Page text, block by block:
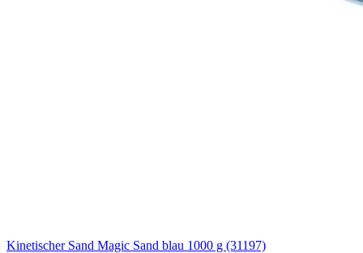
Kinetischer Sand Magic Sand blau 1000 g (31197)